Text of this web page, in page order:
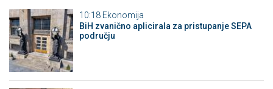
10:18 Ekonomija
BiH zvanično aplicirala za pristupanje SEPA
području